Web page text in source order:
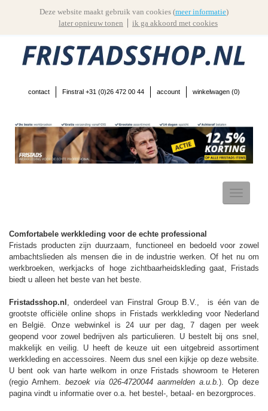
contact Finstral +31 (0)26 472 00 44 account winkelwagen (0)
Toggle
Comfortabele werkkleding voor de echte professional
Fristads producten zijn duurzaam, functioneel en bedoeld voor zowel
ambachtslieden als mensen die in de industrie werken. Of het nu om
werkbroeken, werkjacks of hoge zichtbaarheidskleding gaat, Fristads
biedt u alleen het beste van het beste.
Fristadsshop.nl , onderdeel van Finstral Group B.V., is één van de
grootste officiële online shops in Fristads werkkleding voor Nederland
en België. Onze webwinkel is 24 uur per dag, 7 dagen per week
geopend voor zowel bedrijven als particulieren. U bestelt bij ons snel,
makkelijk en veilig. U heeft de keuze uit een uitgebreid assortiment
werkkleding en accessoires. Neem dus snel een kijkje op deze website.
U bent ook van harte welkom in onze Fristads showroom te Heteren
(regio Arnhem. bezoek via 026-4720044 aanmelden a.u.b.). Op deze
pagina vindt u informatie over o.a. het bestel-, betaal- en bezorgproces.
Deze website maakt gebruik van cookies (meer informatie)
later opnieuw tonen
ik ga akkoord met cookies